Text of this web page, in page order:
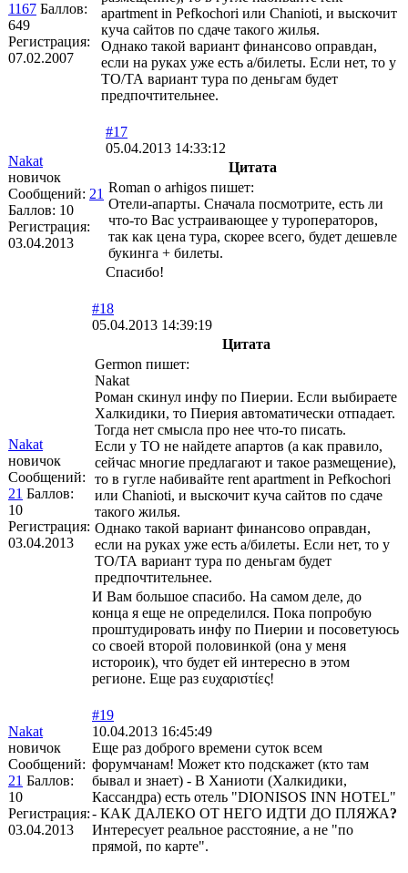
1167 Баллов:
649
Регистрация:
07.02.2007
apartment in Pefkochori или Chanioti, и выскочит
куча сайтов по сдаче такого жилья.
Однако такой вариант финансово оправдан,
если на руках уже есть а/билеты. Если нет, то у
ТО/ТА вариант тура по деньгам будет
предпочтительнее.
Nakat
новичок
Сообщений: 21
Баллов: 10
Регистрация:
03.04.2013
#17
05.04.2013 14:33:12
Цитата
Roman o arhigos пишет:
Отели-апарты. Сначала посмотрите, есть ли
что-то Вас устраивающее у туроператоров,
так как цена тура, скорее всего, будет дешевле
букинга + билеты.
Спасибо!
Nakat
новичок
Сообщений:
21 Баллов:
10
Регистрация:
03.04.2013
#18
05.04.2013 14:39:19
Цитата
Germon пишет:
Nakat
Роман скинул инфу по Пиерии. Если выбираете
Халкидики, то Пиерия автоматически отпадает.
Тогда нет смысла про нее что-то писать.
Если у ТО не найдете апартов (а как правило,
сейчас многие предлагают и такое размещение),
то в гугле набивайте rent apartment in Pefkochori
или Chanioti, и выскочит куча сайтов по сдаче
такого жилья.
Однако такой вариант финансово оправдан,
если на руках уже есть а/билеты. Если нет, то у
ТО/ТА вариант тура по деньгам будет
предпочтительнее.
И Вам большое спасибо. На самом деле, до
конца я еще не определился. Пока попробую
проштудировать инфу по Пиерии и посоветуюсь
со своей второй половинкой (она у меня
истороик), что будет ей интересно в этом
регионе. Еще раз ευχαριστίες!
Nakat
новичок
Сообщений:
21 Баллов:
10
Регистрация:
03.04.2013
#19
10.04.2013 16:45:49
Еще раз доброго времени суток всем
форумчанам! Может кто подскажет (кто там
бывал и знает) - В Ханиоти (Халкидики,
Кассандра) есть отель "DIONISOS INN HОTEL"
- КАК ДАЛЕКО ОТ НЕГО ИДТИ ДО ПЛЯЖА?
Интересует реальное расстояние, а не "по
прямой, по карте".